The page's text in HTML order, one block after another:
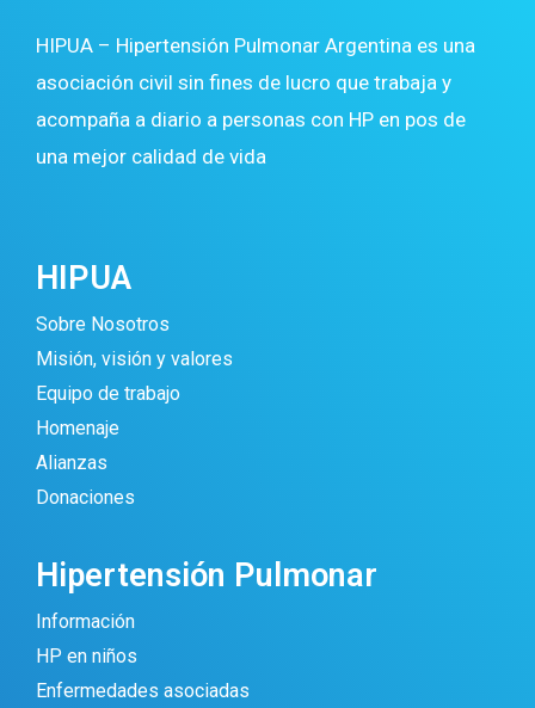
HIPUA – Hipertensión Pulmonar Argentina es una
asociación civil sin fines de lucro que trabaja y
acompaña a diario a personas con HP en pos de
una mejor calidad de vida
HIPUA
Sobre Nosotros
Misión, visión y valores
Equipo de trabajo
Homenaje
Alianzas
Donaciones
Hipertensión Pulmonar
Información
HP en niños
Enfermedades asociadas